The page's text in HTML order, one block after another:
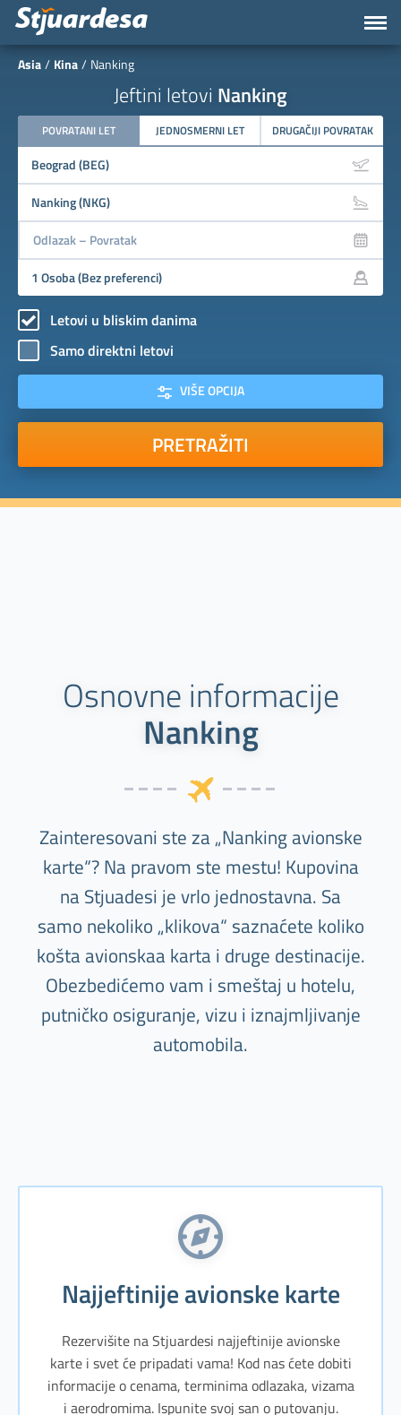
Asia Kina Nanking
Jeftini letovi Nanking
POVRATANI LET JEDNOSMERNI LET DRUGAČIJI POVRATAK
Letovi u bliskim danima
Samo direktni letovi
VIŠE OPCIJA
PRETRAŽITI
Osnovne informacije
Nanking
Zainteresovani ste za „Nanking avionske
karte“? Na pravom ste mestu! Kupovina
na Stjuadesi je vrlo jednostavna. Sa
samo nekoliko „klikova“ saznaćete koliko
košta avionskaa karta i druge destinacije.
Obezbedićemo vam i smeštaj u hotelu,
putničko osiguranje, vizu i iznajmljivanje
automobila.
Najjeftinije avionske karte
Rezervišite na Stjuardesi najjeftinije avionske
karte i svet će pripadati vama! Kod nas ćete dobiti
informacije o cenama, terminima odlazaka, vizama
i aerodromima. Ispunite svoj san o putovanju.